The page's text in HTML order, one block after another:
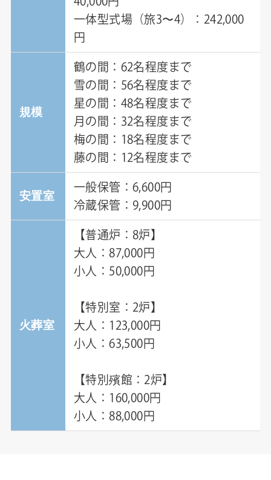
一体型式場（旅3〜4）：242,000
円
規模
鶴の間：62名程度まで
雪の間：56名程度まで
星の間：48名程度まで
月の間：32名程度まで
梅の間：18名程度まで
藤の間：12名程度まで
安置室
一般保管：6,600円
冷蔵保管：9,900円
火葬室
【普通炉：8炉】
大人：87,000円
小人：50,000円
【特別室：2炉】
大人：123,000円
小人：63,500円
【特別殯館：2炉】
大人：160,000円
小人：88,000円